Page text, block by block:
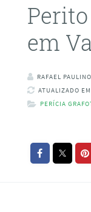
em
RAFAEL PAULINO
ATUALIZADO
PERÍCIA